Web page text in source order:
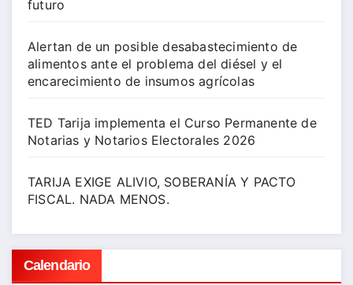
futuro
Alertan de un posible desabastecimiento de
alimentos ante el problema del diésel y el
encarecimiento de insumos agrícolas
TED Tarija implementa el Curso Permanente de
Notarias y Notarios Electorales 2026
TARIJA EXIGE ALIVIO, SOBERANÍA Y PACTO
FISCAL. NADA MENOS.
Calendario